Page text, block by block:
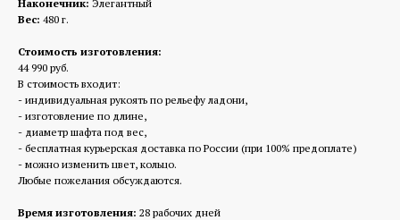
Наконечник: Элегантный
Вес: 480 г.
Стоимость изготовления:
44 990 руб.
В стоимость входит:
- индивидуальная рукоять по рельефу ладони,
- изготовление по длине,
- диаметр шафта под вес,
- бесплатная курьерская доставка по России (при 100% предоплате)
- можно изменить цвет, кольцо.
Любые пожелания обсуждаются.
Время изготовления: 28 рабочих дней